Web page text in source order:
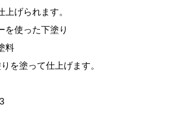
げられます。
を使った下塗り
料
を塗って仕上げます。